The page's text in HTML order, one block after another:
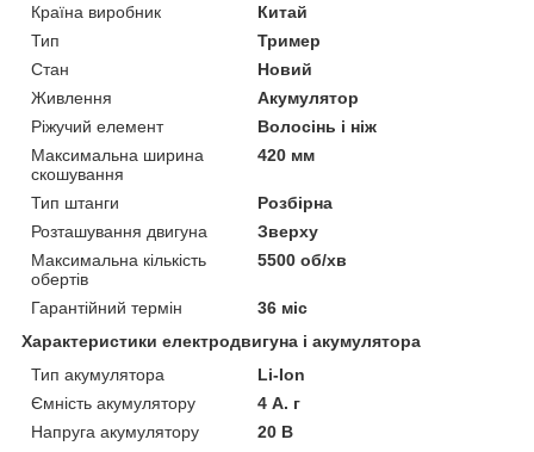
Країна виробник
Китай
Тип
Тример
Стан
Новий
Живлення
Акумулятор
Ріжучий елемент
Волосінь і ніж
Максимальна ширина
скошування
420 мм
Тип штанги
Розбірна
Розташування двигуна
Зверху
Максимальна кількість
обертів
5500 об/хв
Гарантійний термін
36 міс
Характеристики електродвигуна і акумулятора
Тип акумулятора
Li-Ion
Ємність акумулятору
4 А. г
Напруга акумулятору
20 В